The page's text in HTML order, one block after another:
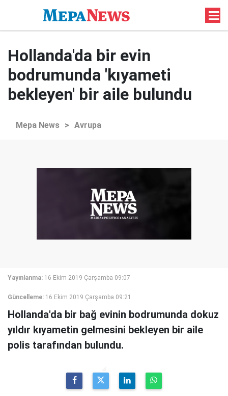
Hollanda'da bir evin
bodrumunda 'kıyameti
bekleyen' bir aile bulundu
Mepa News > Avrupa
Yayınlanma: 16 Ekim 2019 Çarşamba 09:07
Güncelleme: 16 Ekim 2019 Çarşamba 09:21
Hollanda'da bir bağ evinin bodrumunda dokuz
yıldır kıyametin gelmesini bekleyen bir aile
polis tarafından bulundu.